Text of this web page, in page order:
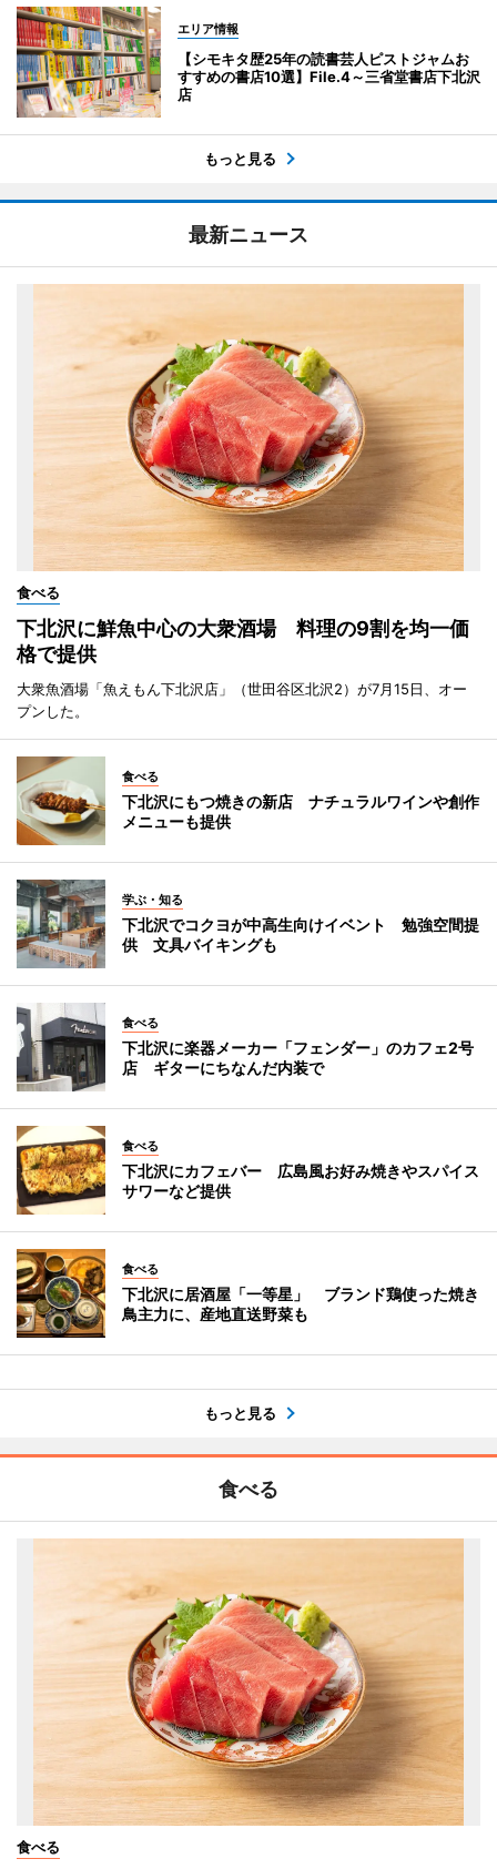
エリア情報
【シモキタ歴25年の読書芸人ピストジャムお
すすめの書店10選】File.4～三省堂書店下北沢
店
もっと見る
最新ニュース
食べる
下北沢に鮮魚中心の大衆酒場 料理の9割を均一価
格で提供
大衆魚酒場「魚えもん下北沢店」（世田谷区北沢2）が7月15日、オー
プンした。
食べる
下北沢にもつ焼きの新店 ナチュラルワインや創作
メニューも提供
学ぶ・知る
下北沢でコクヨが中高生向けイベント 勉強空間提
供 文具バイキングも
食べる
下北沢に楽器メーカー「フェンダー」のカフェ2号
店 ギターにちなんだ内装で
食べる
下北沢にカフェバー 広島風お好み焼きやスパイス
サワーなど提供
食べる
下北沢に居酒屋「一等星」 ブランド鶏使った焼き
鳥主力に、産地直送野菜も
もっと見る
食べる
食べる